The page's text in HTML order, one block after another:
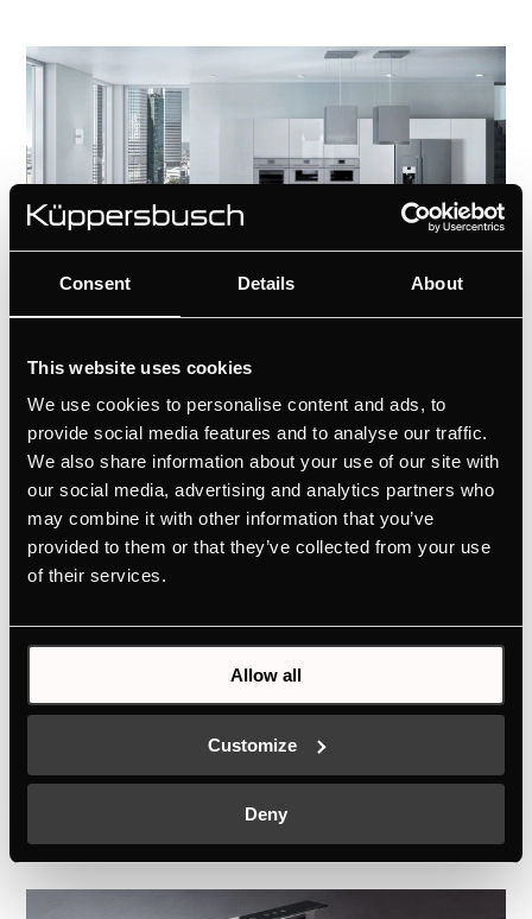
Consent Details About
This website uses cookies
We use cookies to personalise content and ads, to
provide social media features and to analyse our traffic.
We also share information about your use of our site with
our social media, advertising and analytics partners who
may combine it with other information that you’ve
provided to them or that they’ve collected from your use
of their services.
Allow all
Customize
Deny
Впечатляющее многообразие
У Küppersbusch припасена идеальная
вытяжка для любых кухонь и любого
интерьера, в том числе с открытой или
настенные, встраиваемые в гарнитур
или столешницу – соответствуют
высочайшим требованиям качества,
производительности и дизайна.